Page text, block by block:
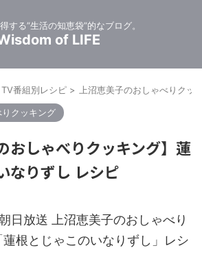
する”生活の知恵袋”的なブログ。
of LIFE
TV番組別レシピ > 上沼恵美子のおしゃべりクッ
りクッキング
おしゃべりクッキング】蓮
なりずし レシピ
日放送 上沼恵美子のおしゃべり
根とじゃこのいなりずし」レシ